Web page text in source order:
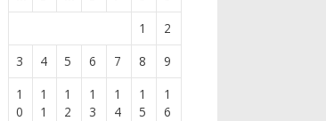
1
2
3
4 5 6 7 8
9
1
0
1
1
1
2
1
3
1
4
1
5
1
6